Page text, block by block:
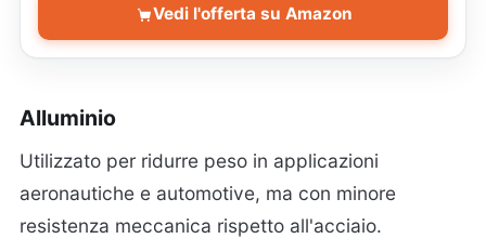
Vedi l'offerta su Amazon
Alluminio
Utilizzato per ridurre peso in applicazioni
aeronautiche e automotive, ma con minore
resistenza meccanica rispetto all'acciaio.